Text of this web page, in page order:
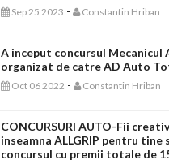
Sep 25 2023 - Constantin Hriban
A inceput concursul Mecanicul
organizat de catre AD Auto
Oct 06 2022 - Constantin Hriban
CONCURSURI AUTO-Fii
inseamna ALLGRIP pentru tine
concursul cu premii totale de